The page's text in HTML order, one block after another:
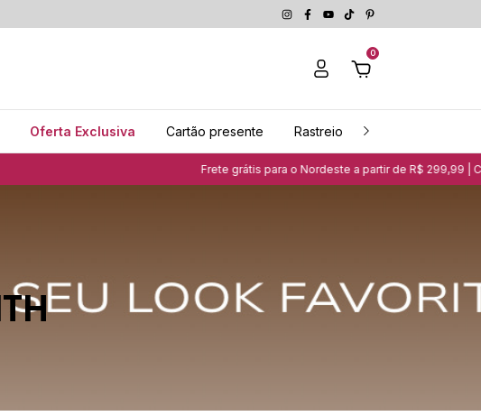
0
Oferta Exclusiva Cartão presente Rastreio
Frete grátis para o Nordeste a partir de R$ 299,99 | Clique aqui e saiba mais